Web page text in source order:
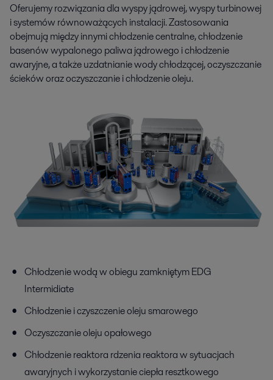
Oferujemy rozwiązania dla wyspy jądrowej, wyspy turbinowej
i systemów równoważących instalacji. Zastosowania
obejmują między innymi chłodzenie centralne, chłodzenie
basenów wypalonego paliwa jądrowego i chłodzenie
awaryjne, a także uzdatnianie wody chłodzącej, oczyszczanie
ścieków oraz oczyszczanie i chłodzenie oleju.
Chłodzenie wodą w obiegu zamkniętym EDG
Intermidiate
Chłodzenie i czyszczenie oleju smarowego
Oczyszczanie oleju opałowego
Chłodzenie reaktora rdzenia reaktora w sytuacjach
awaryjnych i wykorzystanie ciepła resztkowego